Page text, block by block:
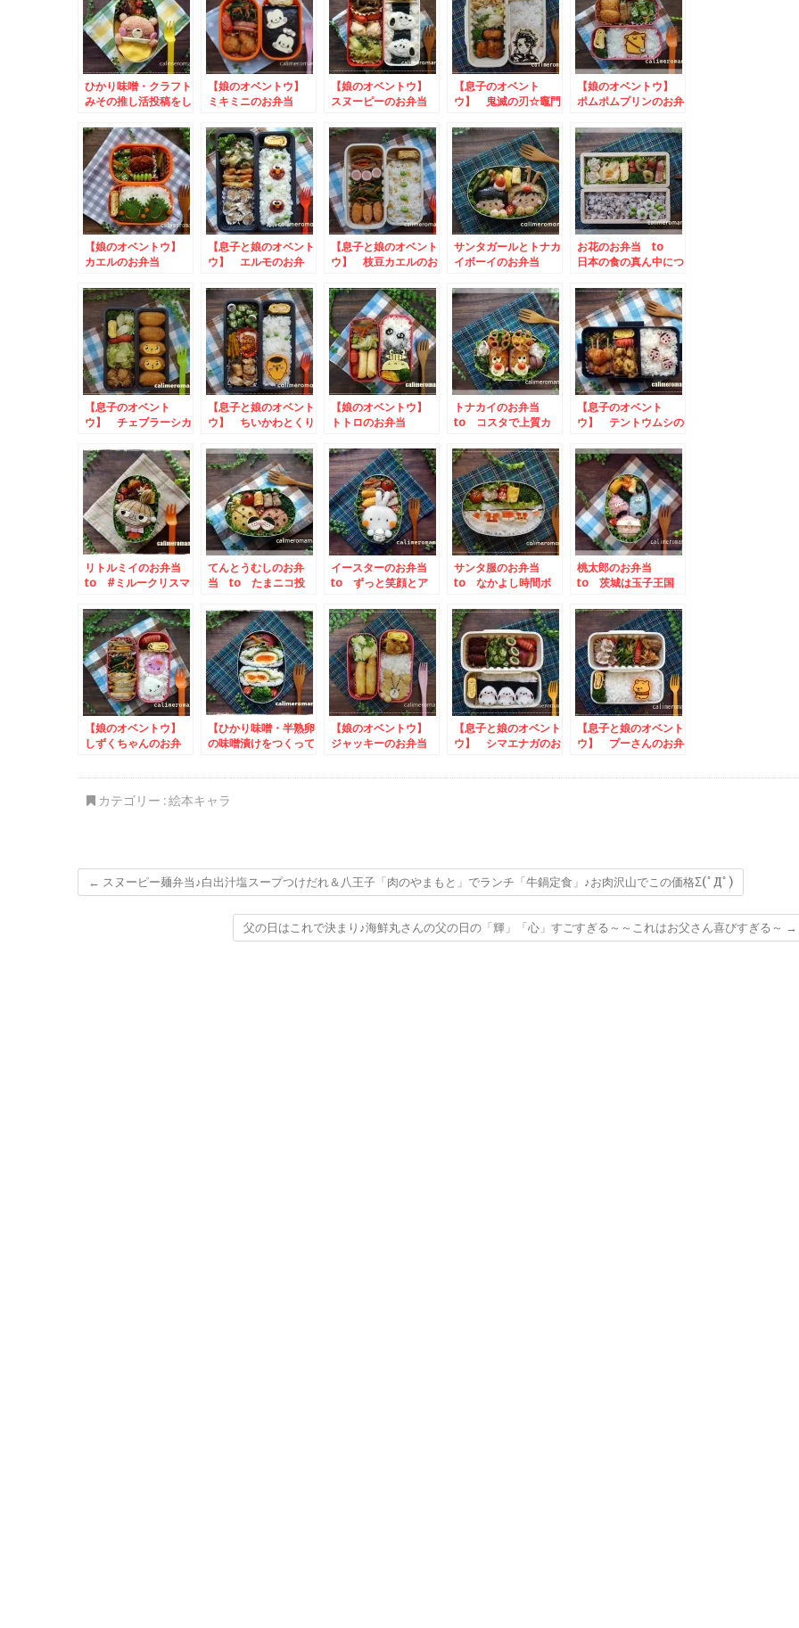
ひかり味噌・クラフト
みその推し活投稿をし
まさんオムライスのお
弁当
【娘のオベントウ】
ミキミニのお弁当
新商品記念キャンペー
ン
【娘のオベントウ】
スヌーピーのお弁当
ーモン インスタグラ
ムフォトコンテストキ
ャンペーン
【息子のオベント
ウ】 鬼滅の刃☆竈門
to ちょっとうれし
くなる一言キャンペー
ン
【娘のオベントウ】
ポムポムプリンのお弁
我が家の味噌鍋を投稿
しようキャンペーン
【娘のオベントウ】
カエルのお弁当
きイースターキャンペ
ーン
【息子と娘のオベント
ウ】 エルモのお弁
ぱInstagram投稿キ
ャンペーン
【息子と娘のオベント
ウ】 枝豆カエルのお
噌・味噌ハンバーグを
作ってみようキャンペ
ーン
サンタガールとトナカ
イボーイのお弁当
Instagramキャンペ
ーン
お花のお弁当 to
日本の食の真ん中につ
ンペーン
【息子のオベント
ウ】 チェブラーシカ
スな瞬間2023！写真
投稿キャンペーン
【息子と娘のオベント
ウ】 ちいかわとくり
to プ活キャンペー
ン
【娘のオベントウ】
トトロのお弁当
りアクション2024
トナカイのお弁当
to コスタで上質カ
ャンペーン
【息子のオベント
ウ】 テントウムシの
ち麦の日プレゼントキ
ャンペーン2023
リトルミイのお弁当
to #ミルークリスマ
てんとうむしのお弁
当 to たまニコ投
イースターのお弁当
to ずっと笑顔とア
ン
サンタ服のお弁当
to なかよし時間ボ
ャンペーン
桃太郎のお弁当
to 茨城は玉子王国
ペーン
【娘のオベントウ】
しずくちゃんのお弁
【ひかり味噌・半熟卵
の味噌漬けをつくって
【娘のオベントウ】
ジャッキーのお弁当
【息子と娘のオベント
ウ】 シマエナガのお
【息子と娘のオベント
ウ】 プーさんのお弁
カテゴリー :絵本キャラ
← スヌーピー麺弁当♪白出汁塩スープつけだれ＆八王子「肉のやまもと」でランチ「牛鍋定食」♪お肉沢山でこの価格Σ(ﾟДﾟ)
父の日はこれで決まり♪海鮮丸さんの父の日の「輝」「心」すごすぎる～～これはお父さん喜びすぎる～ →